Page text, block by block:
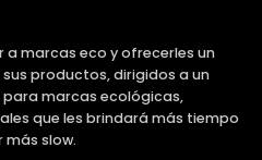
a marcas eco y ofrecerles un
productos, dirigidos a un
marcas ecológicas,
que les brindará más tiempo
más slow.